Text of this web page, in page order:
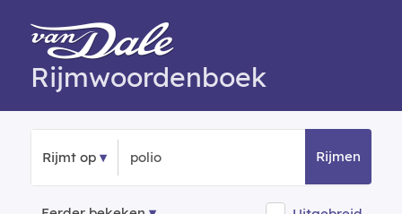
Rijmwoordenboek
Rijmt op Rijmen